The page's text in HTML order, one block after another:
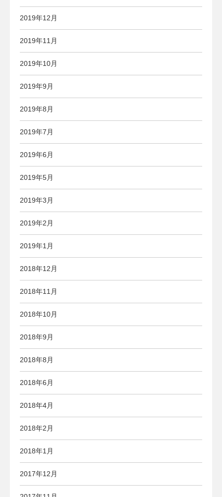
2019年12月
2019年11月
2019年10月
2019年9月
2019年8月
2019年7月
2019年6月
2019年5月
2019年3月
2019年2月
2019年1月
2018年12月
2018年11月
2018年10月
2018年9月
2018年8月
2018年6月
2018年4月
2018年2月
2018年1月
2017年12月